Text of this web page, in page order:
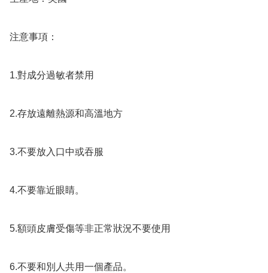
注意事項：
1.對成分過敏者禁用
2.存放遠離熱源和高溫地方
3.不要放入口中或吞服
4.不要靠近眼睛。
5.額頭皮膚受傷等非正常狀況不要使用
6.不要和別人共用一個產品。